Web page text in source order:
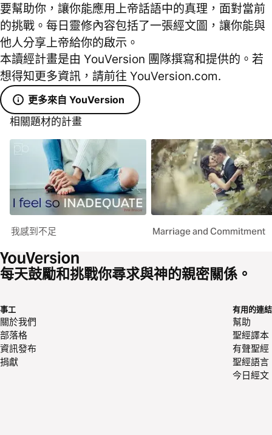
要幫助你，讓你能應用上帝話語中的真理，面對當前
的挑戰。每日靈修內容包括了一張經文圖，讓你能與
他人分享上帝給你的啟示。
本讀經計畫是由 YouVersion 團隊撰寫和提供的。若
想得知更多資訊，請前往 YouVersion.com.
更多來自 YouVersion
相關題材的計畫
我感到不足 Marriage and Commitment
每天鼓勵和挑戰你尋求與神的親密關係。
事工
關於我們
部落格
資訊發布
捐獻
有用的連結
幫助
聖經譯本
有聲聖經
聖經語言
今日經文